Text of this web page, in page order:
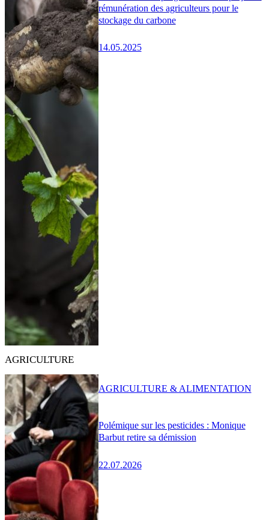
rémunération des agriculteurs pour le
stockage du carbone
14.05.2025
AGRICULTURE
Polémique sur les pesticides : Monique
Barbut retire sa démission
22.07.2026
AGRICULTURE & ALIMENTATION